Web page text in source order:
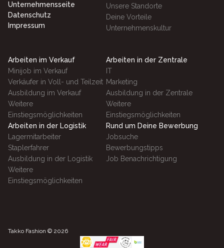
Unternehmensseite
Datenschutz
Impressum
Unsere Standorte
Deine Vorteile
Unternehmenskultur
Arbeiten im Verkauf
Minijob im Verkauf
Verkäufer in Voll- und Teilzeit
Ausbildung im Verkauf
Weitere
Einstiegsmöglichkeiten
Arbeiten in der Zentrale
IT
Marketing
Ausbildung in der Zentrale
Weitere
Einstiegsmöglichkeiten
Arbeiten in der Logistik
Lagermitarbeiter
Staplerfahrer
Ausbildung in der Logistik
Weitere
Einstiegsmöglichkeiten
Rund um Deine Bewerbung
Jobsuche
Bewerbungstipps
Job Benachrichtigung
Takko Fashion © 2026